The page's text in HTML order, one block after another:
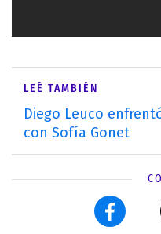
LEÉ TAMBIÉN
Diego Leuco
con Sofía Gonet